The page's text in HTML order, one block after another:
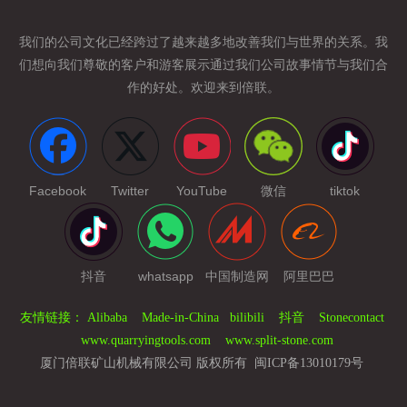
我们的公司文化已经跨过了越来越多地改善我们与世界的关系。我
们想向我们尊敬的客户和游客展示通过我们公司故事情节与我们合
作的好处。欢迎来到倍联。
Facebook Twitter YouTube 微信 tiktok
抖音 whatsapp 中国制造网 阿里巴巴
友情链接： Alibaba Made-in-China bilibili 抖音
Stonecontact
www.quarryingtools.com
www.split-stone.com
厦门倍联矿山机械有限公司 版权所有 闽ICP备13010179号